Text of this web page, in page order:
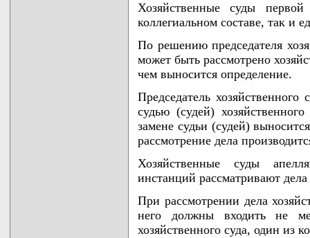
Хозяйственные суды
коллегиальном составе, так и
По решению председателя
может быть рассмотрено
чем выносится определение.
Председатель хозяйственного
судью (судей)
замене судьи (судей)
рассмотрение дела
Хозяйственные суды
инстанций рассматривают
При рассмотрении дела
него должны входить не
хозяйственного суда, один из